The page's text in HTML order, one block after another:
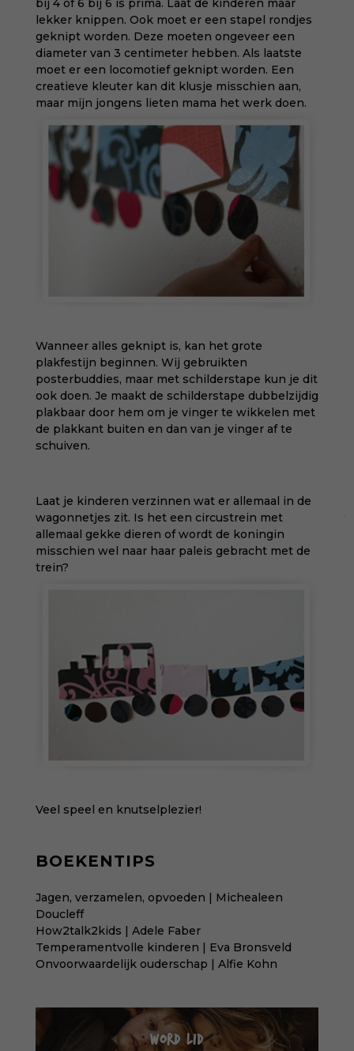
bij 4 of 6 bij 6 is prima. Laat de kinderen maar
lekker knippen. Ook moet er een stapel rondjes
geknipt worden. Deze moeten ongeveer een
diameter van 3 centimeter hebben. Als laatste
moet er een locomotief geknipt worden. Een
creatieve kleuter kan dit klusje misschien aan,
maar mijn jongens lieten mama het werk doen.
Wanneer alles geknipt is, kan het grote
plakfestijn beginnen. Wij gebruikten
posterbuddies, maar met schilderstape kun je dit
ook doen. Je maakt de schilderstape dubbelzijdig
plakbaar door hem om je vinger te wikkelen met
de plakkant buiten en dan van je vinger af te
schuiven.
Laat je kinderen verzinnen wat er allemaal in de
wagonnetjes zit. Is het een circustrein met
allemaal gekke dieren of wordt de koningin
misschien wel naar haar paleis gebracht met de
trein?
Veel speel en knutselplezier!
BOEKENTIPS
Jagen, verzamelen, opvoeden | Michealeen
Doucleff
How2talk2kids | Adele Faber
Temperamentvolle kinderen | Eva Bronsveld
Onvoorwaardelijk ouderschap | Alfie Kohn
WORD LID